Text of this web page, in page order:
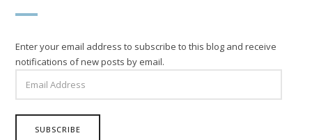
Enter your email address to subscribe to this blog and receive
notifications of new posts by email.
ADDRESS
SUBSCRIBE